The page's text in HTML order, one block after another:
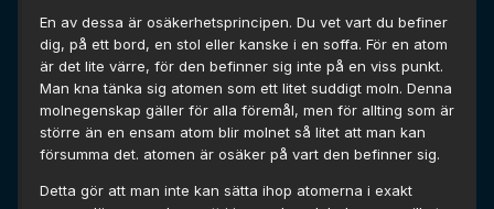
En av dessa är osäkerhetsprincipen. Du vet vart du befiner
dig, på ett bord, en stol eller kanske i en soffa. För en atom
är det lite värre, för den befinner sig inte på en viss punkt.
Man kna tänka sig atomen som ett litet suddigt moln. Denna
molnegenskap gäller för alla föremål, men för allting som är
större än en ensam atom blir molnet så litet att man kan
försumma det. atomen är osäker på vart den befinner sig.
Detta gör att man inte kan sätta ihop atomerna i exakt